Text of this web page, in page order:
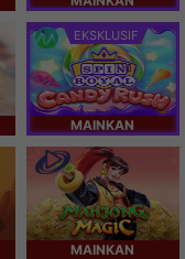
EKSKLUSIF
MAINKAN
MAINKAN